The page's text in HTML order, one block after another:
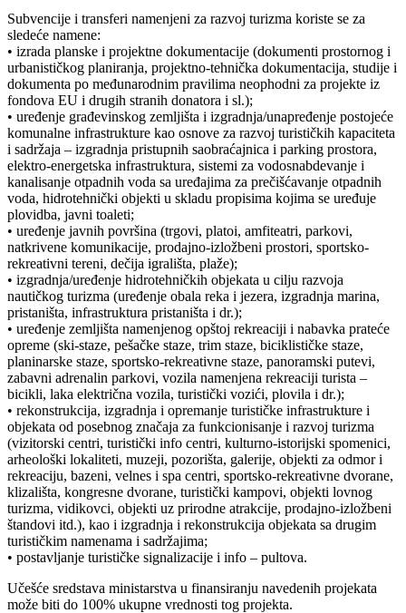
Subvencije i transferi namenjeni za razvoj turizma koriste se za
sledeće namene:
• izrada planske i projektne dokumentacije (dokumenti prostornog i
urbanističkog planiranja, projektno-tehnička dokumentacija, studije i
dokumenta po međunarodnim pravilima neophodni za projekte iz
fondova EU i drugih stranih donatora i sl.);
• uređenje građevinskog zemljišta i izgradnja/unapređenje postojeće
komunalne infrastrukture kao osnove za razvoj turističkih kapaciteta
i sadržaja – izgradnja pristupnih saobraćajnica i parking prostora,
elektro-energetska infrastruktura, sistemi za vodosnabdevanje i
kanalisanje otpadnih voda sa uređajima za prečišćavanje otpadnih
voda, hidrotehnički objekti u skladu propisima kojima se uređuje
plovidba, javni toaleti;
• uređenje javnih površina (trgovi, platoi, amfiteatri, parkovi,
natkrivene komunikacije, prodajno-izložbeni prostori, sportsko-
rekreativni tereni, dečija igrališta, plaže);
• izgradnja/uređenje hidrotehničkih objekata u cilju razvoja
nautičkog turizma (uređenje obala reka i jezera, izgradnja marina,
pristaništa, infrastruktura pristaništa i dr.);
• uređenje zemljišta namenjenog opštoj rekreaciji i nabavka prateće
opreme (ski-staze, pešačke staze, trim staze, biciklističke staze,
planinarske staze, sportsko-rekreativne staze, panoramski putevi,
zabavni adrenalin parkovi, vozila namenjena rekreaciji turista –
bicikli, laka električna vozila, turistički vozići, plovila i dr.);
• rekonstrukcija, izgradnja i opremanje turističke infrastrukture i
objekata od posebnog značaja za funkcionisanje i razvoj turizma
(vizitorski centri, turistički info centri, kulturno-istorijski spomenici,
arheološki lokaliteti, muzeji, pozorišta, galerije, objekti za odmor i
rekreaciju, bazeni, velnes i spa centri, sportsko-rekreativne dvorane,
klizališta, kongresne dvorane, turistički kampovi, objekti lovnog
turizma, vidikovci, objekti uz prirodne atrakcije, prodajno-izložbeni
štandovi itd.), kao i izgradnja i rekonstrukcija objekata sa drugim
turističkim namenama i sadržajima;
• postavljanje turističke signalizacije i info – pultova.
Učešće sredstava ministarstva u finansiranju navedenih projekata
može biti do 100% ukupne vrednosti tog projekta.